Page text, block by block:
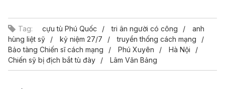
Tag: cựu tù Phú Quốc tri ân người có công
anh
hùng liệt sỹ
kỷ niệm 27/7
truyền thống cách mạng
Bảo tàng Chiến sĩ cách mạng
Phú Xuyên
Hà Nội
Chiến sỹ bị địch bắt tù đày
Lâm Văn Bảng